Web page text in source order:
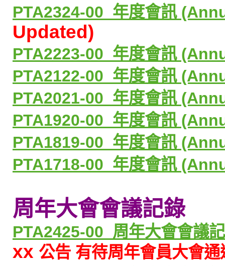
PTA2324-00_ 年度會訊
Updated)
PTA2223-00_ 年度會訊
PTA2122-00_ 年度會訊
PTA2021-00_ 年度會訊
PTA1920-00_ 年度會訊
PTA1819-00_ 年度會訊
PTA1718-00_ 年度會訊
周年大會會議記錄
PTA2425-00_周年大會會議
xx 公告 有待周年會員大會通